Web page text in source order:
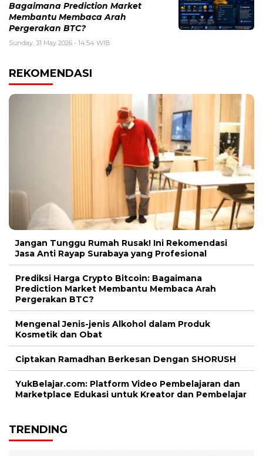
Bagaimana Prediction Market
Membantu Membaca Arah
Pergerakan BTC?
Sunday, 31 May 2026 - 14:54 WIB
REKOMENDASI
Jangan Tunggu Rumah Rusak! Ini Rekomendasi
Jasa Anti Rayap Surabaya yang Profesional
Prediksi Harga Crypto Bitcoin: Bagaimana
Prediction Market Membantu Membaca Arah
Pergerakan BTC?
Mengenal Jenis-jenis Alkohol dalam Produk
Kosmetik dan Obat
Ciptakan Ramadhan Berkesan Dengan SHORUSH
YukBelajar.com: Platform Video Pembelajaran dan
Marketplace Edukasi untuk Kreator dan Pembelajar
TRENDING